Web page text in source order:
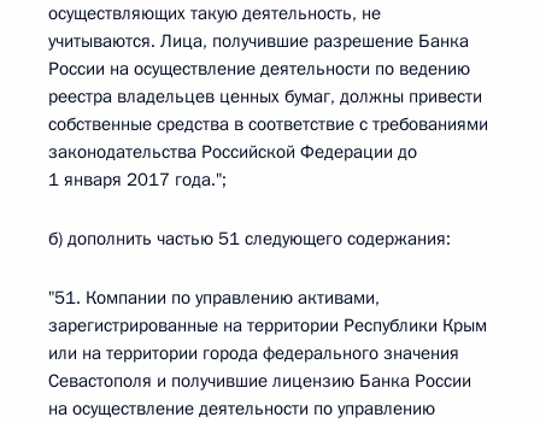
осуществляющих такую деятельность, не
учитываются. Лица, получившие разрешение Банка
России на осуществление деятельности по ведению
реестра владельцев ценных бумаг, должны привести
собственные средства в соответствие с требованиями
законодательства Российской Федерации до
1 января 2017 года.";
б) дополнить частью 51 следующего содержания:
"51. Компании по управлению активами,
зарегистрированные на территории Республики Крым
или на территории города федерального значения
Севастополя и получившие лицензию Банка России
на осуществление деятельности по управлению